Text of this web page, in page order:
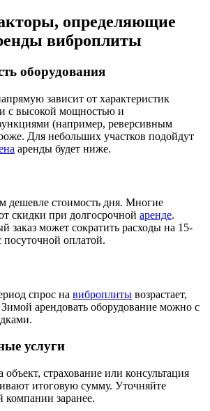
определяющие
виброплиты
оборудования
зависит от характеристик
с высокой мощностью и
(например, реверсивным
Для небольших участков подойдут
аренды будет ниже.
дешевле стоимость дня. Многие
скидки при долгосрочной аренде.
заказ может сократить расходы на 15-
оплатой.
спрос на виброплиты возрастает,
арендовать оборудование можно с
услуги
объект, страхование или консультация
итоговую сумму. Уточняйте
компании заранее.